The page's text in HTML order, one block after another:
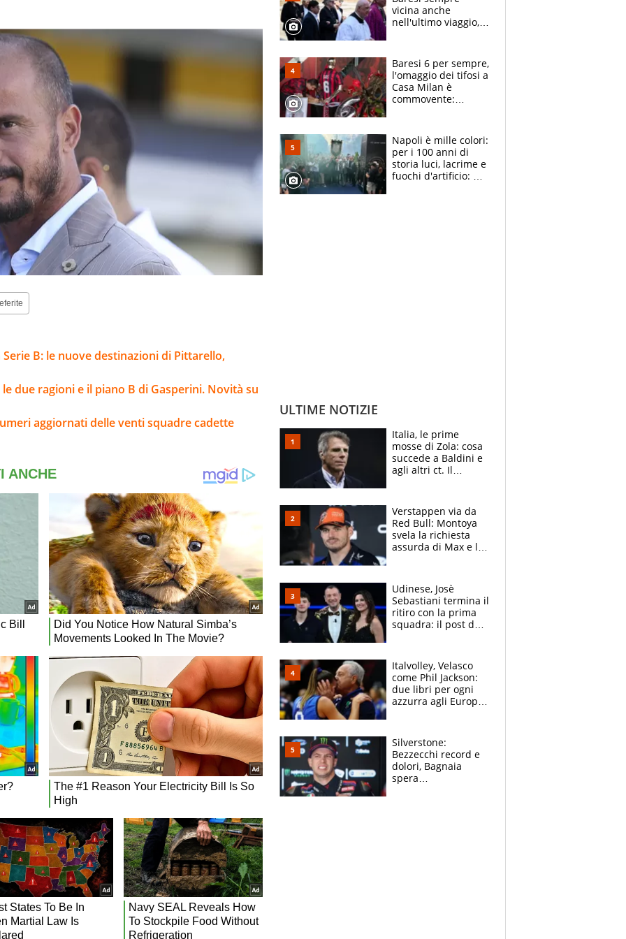
B: le nuove destinazioni di Pittarello,
due ragioni e il piano B di Gasperini. Novità su
aggiornati delle venti squadre cadette
vicina anche
nell'ultimo viaggio,
circondati
dall'affetto dei tifosi
Baresi 6 per sempre,
l'omaggio dei tifosi a
Casa Milan è
commovente:
bigliettini
Napoli è mille colori:
per i 100 anni di
storia luci, lacrime e
fuochi d'artificio: De
ULTIME NOTIZIE
Italia, le prime
mosse di Zola: cosa
succede a Baldini e
agli altri ct. Il
azzurri
Verstappen via da
Red Bull: Montoya
svela la richiesta
assurda di Max e lo
McLaren siano
meglio?”
Udinese, Josè
Sebastiani termina il
ritiro con la prima
squadra: il post del
sfondo
Italvolley, Velasco
come Phil Jackson:
due libri per ogni
azzurra agli Europei.
Silverstone:
Bezzecchi record e
dolori, Bagnaia
spera